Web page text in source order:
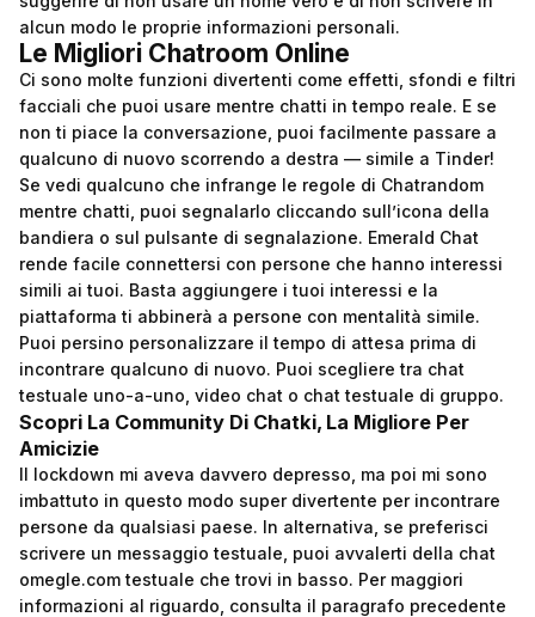
alcun modo le proprie informazioni personali.
Le Migliori Chatroom Online
Ci sono molte funzioni divertenti come effetti, sfondi e filtri
facciali che puoi usare mentre chatti in tempo reale. E se
non ti piace la conversazione, puoi facilmente passare a
qualcuno di nuovo scorrendo a destra — simile a Tinder!
Se vedi qualcuno che infrange le regole di Chatrandom
mentre chatti, puoi segnalarlo cliccando sull’icona della
bandiera o sul pulsante di segnalazione. Emerald Chat
rende facile connettersi con persone che hanno interessi
simili ai tuoi. Basta aggiungere i tuoi interessi e la
piattaforma ti abbinerà a persone con mentalità simile.
Puoi persino personalizzare il tempo di attesa prima di
incontrare qualcuno di nuovo. Puoi scegliere tra chat
testuale uno-a-uno, video chat o chat testuale di gruppo.
Scopri La Community Di Chatki, La Migliore Per
Amicizie
Il lockdown mi aveva davvero depresso, ma poi mi sono
imbattuto in questo modo super divertente per incontrare
persone da qualsiasi paese. In alternativa, se preferisci
scrivere un messaggio testuale, puoi avvalerti della chat
omegle.comtestuale che trovi in basso. Per maggiori
informazioni al riguardo, consulta il paragrafo precedente